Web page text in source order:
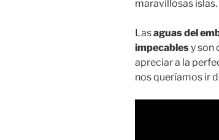
maravillosas islas.
Lasaguas del
impecablesy son
apreciar a la
nos queríamos ir